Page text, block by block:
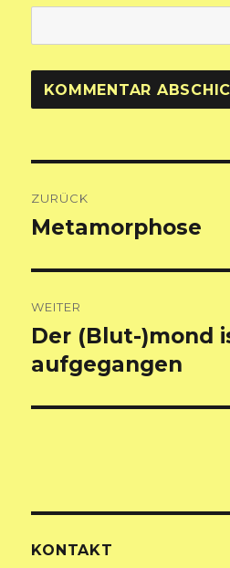
ZURÜCK
Vorheriger
Metamorphose
WEITER
Nächster
Beitrag:
Der (Blut-)mond
aufgegangen
KONTAKT